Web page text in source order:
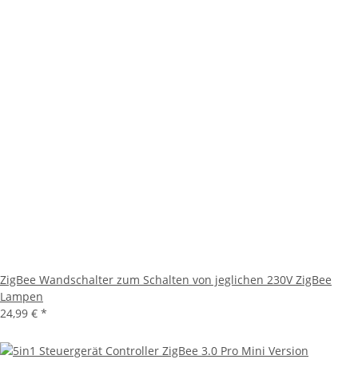
ZigBee Wandschalter zum Schalten von jeglichen 230V ZigBee
Lampen
24,99 € *